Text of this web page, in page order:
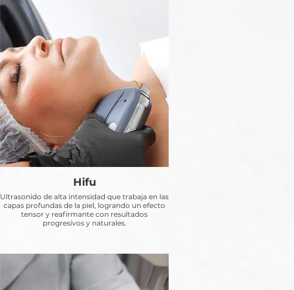
Hifu
Ultrasonido de alta intensidad que trabaja en las
capas profundas de la piel, logrando un efecto
tensor y reafirmante con resultados
progresivos y naturales.